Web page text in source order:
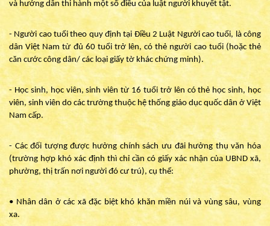
và hướng dẫn thi hành một số điều của luật người khuyết tật.
- Người cao tuổi theo quy định tại Điều 2 Luật Người cao tuổi, là công
dân Việt Nam từ đủ 60 tuổi trở lên, có thẻ người cao tuổi (hoặc thẻ
căn cước công dân/ các loại giấy tờ khác chứng minh).
- Học sinh, học viên, sinh viên từ 16 tuổi trở lên có thẻ học sinh, học
viên, sinh viên do các trường thuộc hệ thống giáo dục quốc dân ở Việt
Nam cấp.
- Các đối tượng được hưởng chính sách ưu đãi hưởng thụ văn hóa
(trường hợp khó xác định thì chỉ cần có giấy xác nhận của UBND xã,
phường, thị trấn nơi người đó cư trú), cụ thể:
• Nhân dân ở các xã đặc biệt khó khăn miền núi và vùng sâu, vùng
xa.